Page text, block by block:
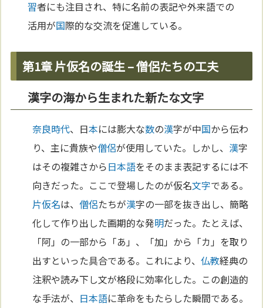
習者にも注目され、特に名前の表記や外来語での
活用が国際的な交流を促進している。
第1章 片仮名の誕生 – 僧侶たちの工夫
漢字の海から生まれた新たな文字
奈良時代、日本には膨大な数の漢字が中国から伝わ
り、主に貴族や僧侶が使用していた。しかし、 漢字
はその複雑さから日本語をそのまま表記するには不
向きだった。ここで登場したのが仮名文字である。
片仮名は、僧侶たちが漢字の一部を抜き出し、簡略
化して作り出した画期的な発明だった。たとえば、
「阿」の一部から「あ」、「加」から「カ」を取り
出すといった具合である。これにより、仏教経典の
注釈や読み下し文が格段に効率化した。この創造的
な手法が、 日本語に革命をもたらした瞬間である。